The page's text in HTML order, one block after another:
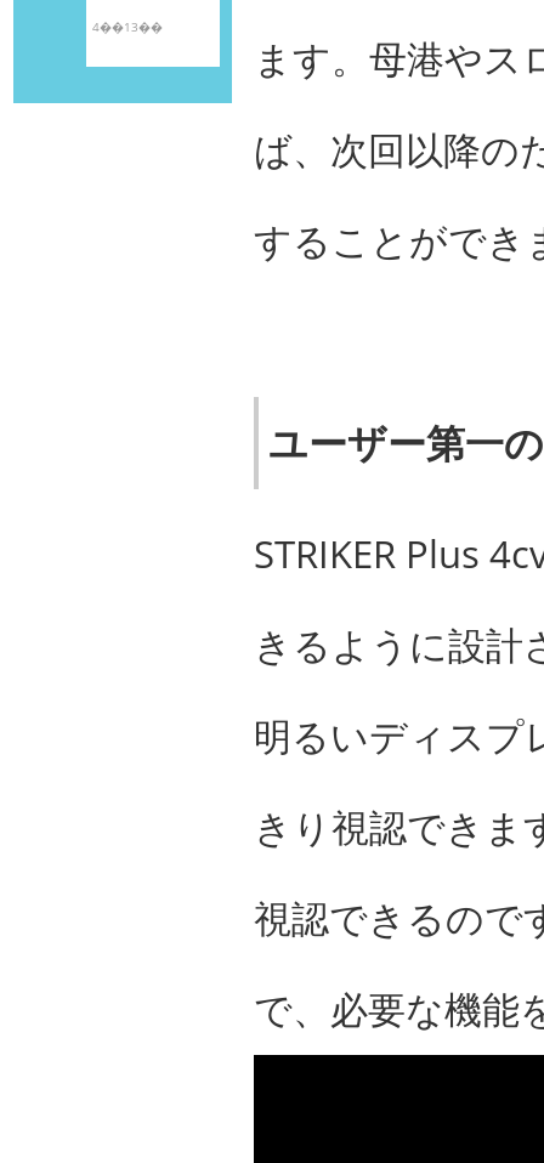
4��13��
ます。母港やス
ば、次回以降の
することができ
ユーザー第一
STRIKER Plus
きるように設計
明るいディスプ
きり視認できま
視認できるので
で、必要な機能